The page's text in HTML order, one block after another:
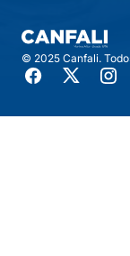
© 2025 Canfali.